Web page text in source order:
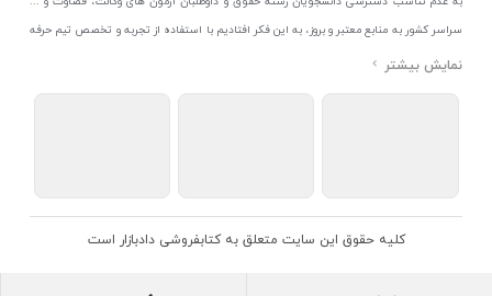
سراسر کشور به منابع معتبر و بروز، به این فکر افتادیم با استفاده از تجربه و تخصص تیم حرفه
ای اختبار خدمتی جدید به جامعه حقوقی ایران ارائه کنیم. به این منظور با راه اندازی و تجهیز
اتحادیه ناشران و کتابفروشان تهران به منظور ارائه مطمئن ترین خدمات مجموعه بسیار کامل و
معتبری از کتاب های حقوقی را به علاقمندان عرضه کرده ایم. علاوه بر این با بهره گیری از فناوری
کلیه حقوق این سایت متعلق به کتابفروشی دادبازار است